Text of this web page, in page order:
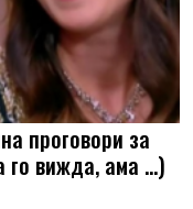
проговори за
го вижда, ама …)